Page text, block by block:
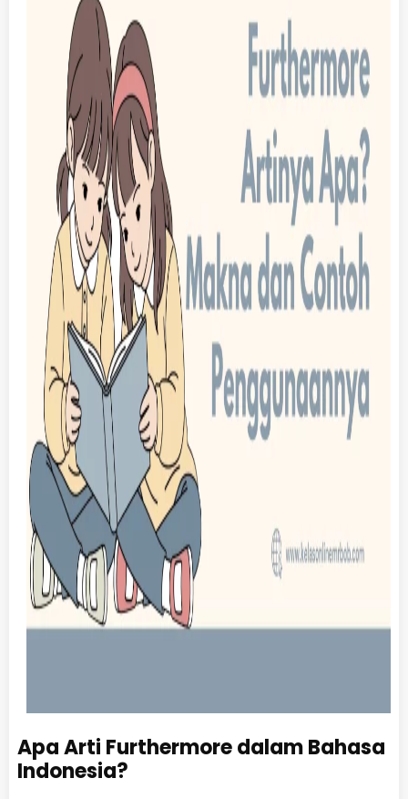
Apa Arti Furthermore dalam Bahasa
Indonesia?